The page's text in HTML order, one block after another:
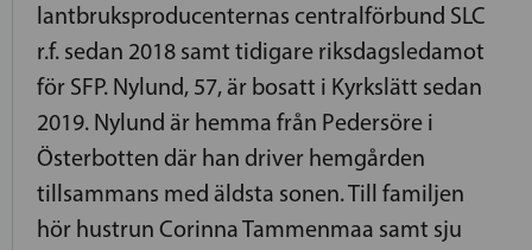
lantbruksproducenternas centralförbund SLC
r.f. sedan 2018 samt tidigare riksdagsledamot
för SFP. Nylund, 57, är bosatt i Kyrkslätt sedan
2019. Nylund är hemma från Pedersöre i
Österbotten där han driver hemgården
tillsammans med äldsta sonen. Till familjen
hör hustrun Corinna Tammenmaa samt sju